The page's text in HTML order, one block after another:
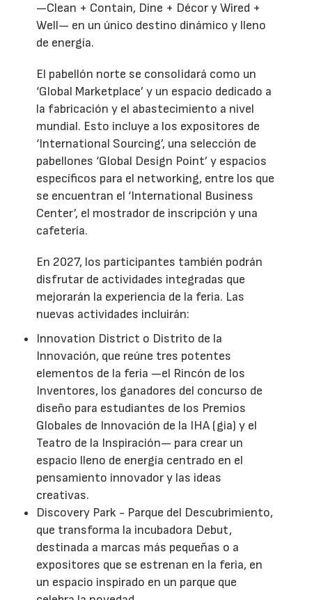
—Clean + Contain, Dine + Décor y Wired +
Well— en un único destino dinámico y lleno
de energía.
El pabellón norte se consolidará como un
‘Global Marketplace’ y un espacio dedicado a
la fabricación y el abastecimiento a nivel
mundial. Esto incluye a los expositores de
‘International Sourcing’, una selección de
pabellones ‘Global Design Point’ y espacios
específicos para el networking, entre los que
se encuentran el ‘International Business
Center’, el mostrador de inscripción y una
cafetería.
En 2027, los participantes también podrán
disfrutar de actividades integradas que
mejorarán la experiencia de la feria. Las
nuevas actividades incluirán:
Innovation District o Distrito de la
Innovación, que reúne tres potentes
elementos de la feria —el Rincón de los
Inventores, los ganadores del concurso de
diseño para estudiantes de los Premios
Globales de Innovación de la IHA (gia) y el
Teatro de la Inspiración— para crear un
espacio lleno de energía centrado en el
pensamiento innovador y las ideas
creativas.
Discovery Park - Parque del Descubrimiento,
que transforma la incubadora Debut,
destinada a marcas más pequeñas o a
expositores que se estrenan en la feria, en
un espacio inspirado en un parque que